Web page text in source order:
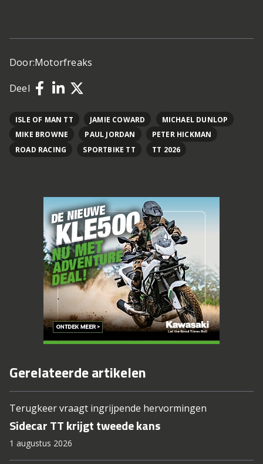
Door:Motorfreaks
Deel
ISLE OF MAN TT JAMIE COWARD
MICHAEL DUNLOP
MIKE BROWNE
PAUL JORDAN
PETER HICKMAN
ROAD RACING
SPORTBIKE TT TT 2026
Gerelateerde artikelen
Terugkeer vraagt ingrijpende hervormingen
Sidecar TT krijgt tweede kans
1 augustus 2026